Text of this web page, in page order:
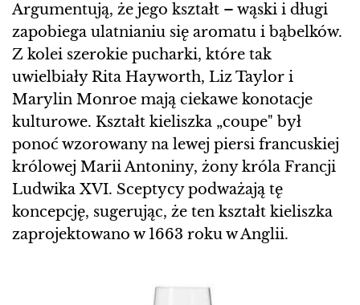
Argumentują, że jego kształt – wąski i długi
zapobiega ulatnianiu się aromatu i bąbelków.
Z kolei szerokie pucharki, które tak
uwielbiały Rita Hayworth, Liz Taylor i
Marylin Monroe mają ciekawe konotacje
kulturowe. Kształt kieliszka „coupe" był
ponoć wzorowany na lewej piersi francuskiej
królowej Marii Antoniny, żony króla Francji
Ludwika XVI. Sceptycy podważają tę
koncepcję, sugerując, że ten kształt kieliszka
zaprojektowano w 1663 roku w Anglii.